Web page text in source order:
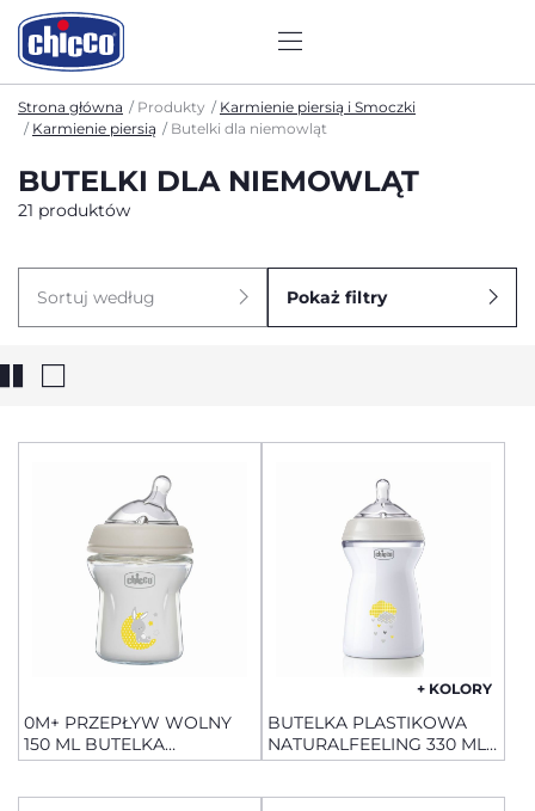
Strona główna Produkty
Karmienie piersią i Smoczki
Karmienie piersią
Butelki dla niemowląt
BUTELKI DLA NIEMOWLĄT
21 produktów
Sortuj według Pokaż filtry
0M+ PRZEPŁYW WOLNY
150 ML BUTELKA
NATURALFEELING
+ KOLORY
BUTELKA PLASTIKOWA
NATURALFEELING 330 ML
RÓŻOWA SMOCZEK